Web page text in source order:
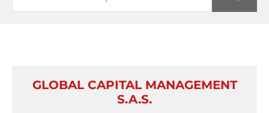
GLOBAL CAPITAL MANAGEMENT
S.A.S.